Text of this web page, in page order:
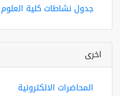
جدول نشاطات كلية العلوم
اخرى
المحاضرات الالكترونية